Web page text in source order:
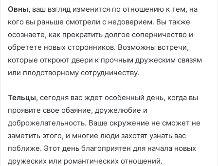
Овны, ваш взгляд изменится по отношению к тем, на
кого вы раньше смотрели с недоверием. Вы также
осознаете, как прекратить долгое соперничество и
обретете новых сторонников. Возможны встречи,
которые откроют двери к прочным дружеским связям
или плодотворному сотрудничеству.
Тельцы, сегодня вас ждет особенный день, когда вы
проявите свое обаяние, дружелюбие и
доброжелательность. Ваше окружение не сможет не
заметить этого, и многие люди захотят узнать вас
поближе. Этот день благоприятен для начала новых
дружеских или романтических отношений.